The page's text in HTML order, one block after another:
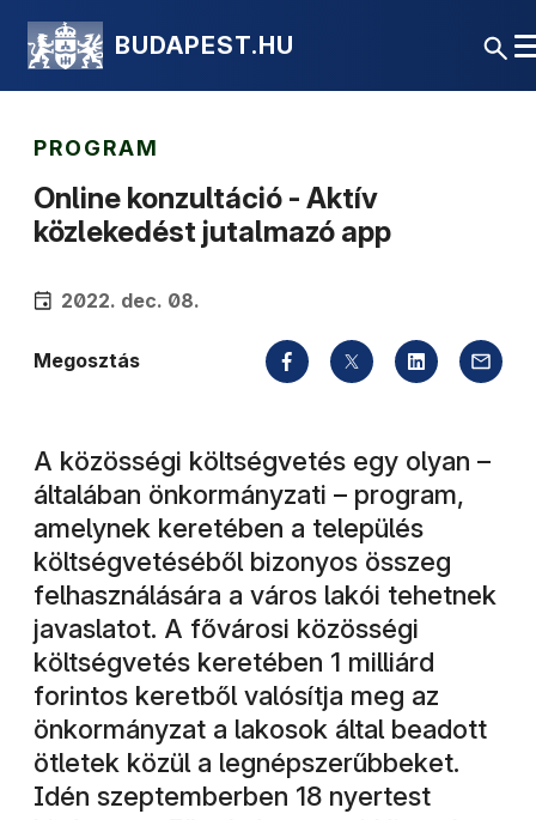
BUDAPEST.HU
PROGRAM
Online konzultáció - Aktív
közlekedést jutalmazó app
2022. dec. 08.
Megosztás
A közösségi költségvetés egy olyan –
általában önkormányzati – program,
amelynek keretében a település
költségvetéséből bizonyos összeg
felhasználására a város lakói tehetnek
javaslatot. A fővárosi közösségi
költségvetés keretében 1 milliárd
forintos keretből valósítja meg az
önkormányzat a lakosok által beadott
ötletek közül a legnépszerűbbeket.
Idén szeptemberben 18 nyertest